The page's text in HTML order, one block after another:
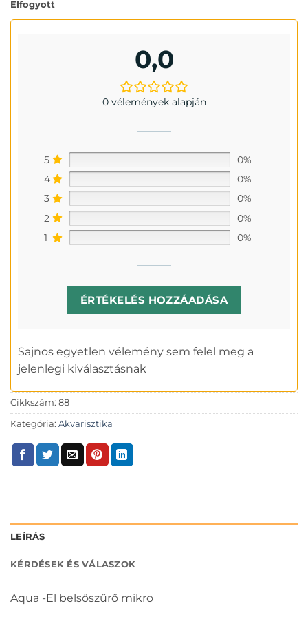
Elfogyott
0,0
0 vélemények alapján
5
0%
4
0%
3
0%
2
0%
1
0%
ÉRTÉKELÉS HOZZÁADÁSA
Sajnos egyetlen vélemény sem felel meg a
jelenlegi kiválasztásnak
Cikkszám: 88
Kategória: Akvarisztika
LEÍRÁS
KÉRDÉSEK ÉS VÁLASZOK
Aqua -El belsőszűrő mikro